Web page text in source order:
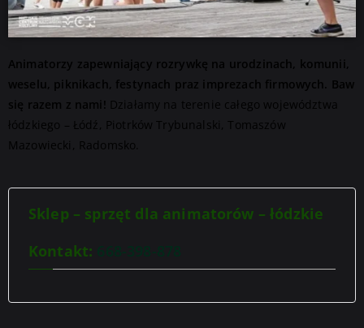
Animatorzy zapewniający rozrywkę na urodzinach, komunii,
weselu, piknikach, festynach praz imprezach firmowych. Baw
się razem z nami! Działamy na terenie całego województwa
łódzkiego – Łódź, Piotrków Trybunalski, Tomaszów
Mazowiecki, Radomsko.
Sklep – sprzęt dla animatorów – łódzkie
Kontakt: